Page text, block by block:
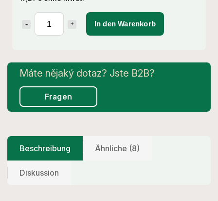
In den Warenkorb
Fragen
Beschreibung Ähnliche (8)
Diskussion